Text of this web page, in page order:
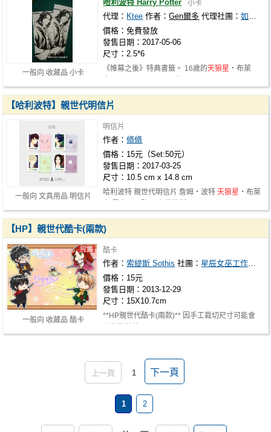
一般向 收藏品 小卡
哈利波特 Harry Potter 小卡
代理： Ktee 作者：Gen爾多 代理社團：如何培養正值好青年
價格：免費發放
發售日期：2017-05-06
尺寸：2.5*6
《帷幕之後》特典書籤。 16歲的天狼星 ‧布萊
一般向 文具用品 明信片
【哈利波特】親世代明信片
明信片
作者：脩脩
價格：15元（Set:50元）
發售日期：2017-03-25
尺寸：10.5 cm x 14.8 cm
哈利波特 親世代明信片 詹姆‧波特天狼星 ‧布萊
一般向 收藏品 酷卡
【HP】親世代酷卡(兩款)
酷卡
作者：索緹斯 Sothis 社團：星辰女巫工作室 Starlight Witch Studio
價格：15元
發售日期：2013-12-29
尺寸：15X10.7cm
**HP親世代酷卡(兩款)** 因手工裁切尺寸可能會
上一頁 1 下一頁
1 2